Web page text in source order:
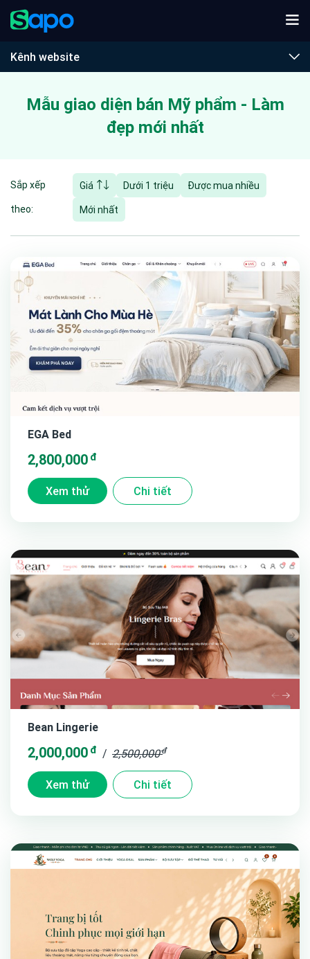
Kênh website
Mẫu giao diện bán Mỹ phẩm - Làm
đẹpmới nhất
Sắp xếp
theo:
Giá Dưới 1 triệu
Được mua nhiều
Mới nhất
EGA Bed
2,800,000đ
Xem thử Chi tiết
Bean Lingerie
2,000,000đ / 2,500,000đ
Xem thử Chi tiết